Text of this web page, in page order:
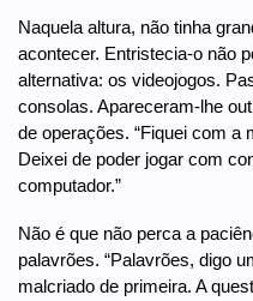
Naquela altura, não tinha
acontecer. Entristecia-o não
alternativa: os videojogos.
consolas. Apareceram-lhe
de operações. “Fiquei com a
Deixei de poder jogar com
computador.”
Não é que não perca a
palavrões. “Palavrões, digo
malcriado de primeira. A